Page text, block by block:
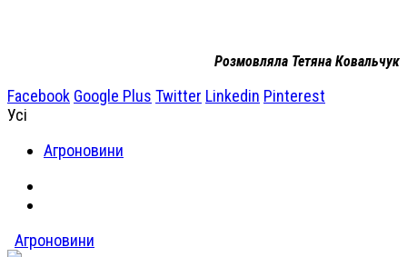
Розмовляла Тетяна Ковальчук
Facebook Google Plus Twitter Linkedin Pinterest
Усі
Агроновини
Агроновини